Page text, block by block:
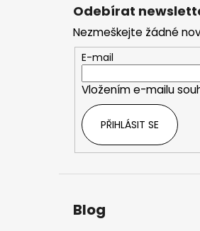
Odebírat
Nezmeškejte žádné
E-mail
Vložením e-mailu
PŘIHLÁSIT SE
Blog